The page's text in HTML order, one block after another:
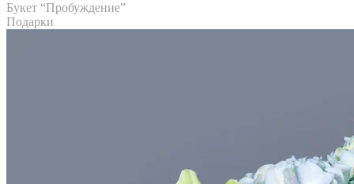
АВТОРСКИЕ БУКЕТЫ
Букет “Пробуждение”
Подарки